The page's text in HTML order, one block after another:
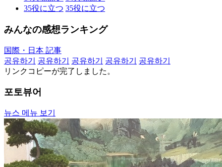
35役に立つ 35役に立つ
みんなの感想ランキング
国際・日本 記事
공유하기
공유하기 공유하기 공유하기
공유하기
リンクコピーが完了しました。
포토뷰어
뉴스 메뉴 보기